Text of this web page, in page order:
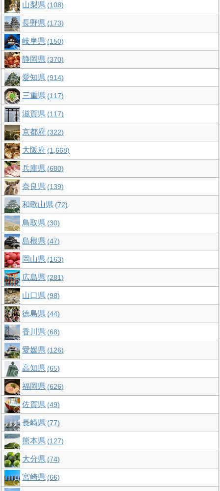
山梨県 108
長野県 173
岐阜県 150
静岡県 370
愛知県 914
三重県 117
滋賀県 117
京都府 322
大阪府 1,668
兵庫県 680
奈良県 139
和歌山県 72
鳥取県 30
島根県 47
岡山県 163
広島県 281
山口県 98
徳島県 44
香川県 68
愛媛県 126
高知県 65
福岡県 626
佐賀県 49
長崎県 77
熊本県 127
大分県 74
宮崎県 66